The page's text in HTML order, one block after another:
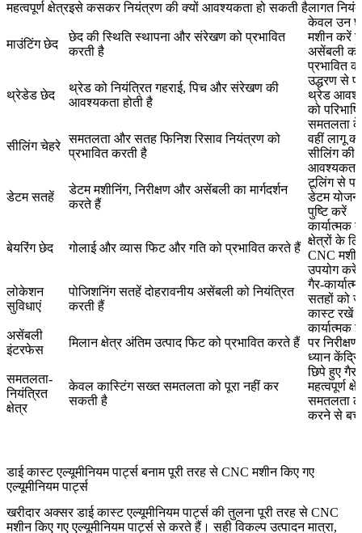
महत्वपूर्ण क्षेत्रइसे कसकर नियंत्रण की क्यों आवश्यकता हो सकती हैलागत
माउंटिंग छेद
छेद की स्थिति स्थापना और संरेखण को प्रभावित
करती है
केवल उन
मशीन करें
असेंबली को
प्रभावित
थ्रेडेड छेद
थ्रेड को नियंत्रित गहराई, पिच और संरेखण की
आवश्यकता होती है
उद्धरण से
थ्रेड
को
सीलिंग चेहरे
समतलता और सतह फिनिश रिसाव नियंत्रण को
प्रभावित करती है
समतलता
वहीं लागू
सीलिंग की
आवश्यकता
डेटम सतहें
डेटम मशीनिंग, निरीक्षण और असेंबली का मार्गदर्शन
करते हैं
टूलिंग से
डेटम
पुष्टि करें
बेयरिंग छेद गोलाई और व्यास फिट और गति को प्रभावित करते हैं
कार्यात्मक
क्षेत्रों के
CNC
उपयोग करें
लोकेशन
सुविधाएं
पोजिशनिंग सतहें दोहरावनीय असेंबली को नियंत्रित
करती हैं
गैर-
सतहों को
कास्ट रखें
असेंबली
इंटरफेस
मिलान क्षेत्र अंतिम उत्पाद फिट को प्रभावित करते हैं
कार्यात्मक
पर
ध्यान
समतलता-
नियंत्रित
क्षेत्र
केवल कास्टिंग सख्त समतलता को पूरा नहीं कर
सकती है
छिपे हुए गैर-
महत्वपूर्ण
समतलता
करने से बचें
डाई कास्ट एल्यूमीनियम पार्ट्स बनाम पूरी तरह से CNC मशीन किए गए
एल्यूमीनियम पार्ट्स
खरीदार अक्सर डाई कास्ट एल्यूमीनियम पार्ट्स की तुलना पूरी तरह से CNC
मशीन किए गए एल्यूमीनियम पार्ट्स से करते हैं। सही विकल्प उत्पादन मात्रा,